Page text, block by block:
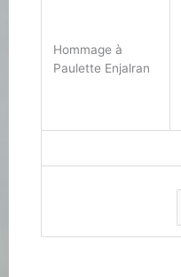
Hommage à
Paulette Enjalran